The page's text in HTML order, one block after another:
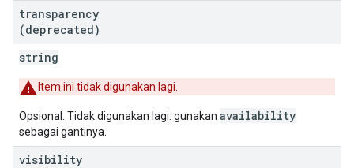
transparency
(deprecated)
string
Item ini tidak digunakan lagi.
Opsional. Tidak digunakan lagi: gunakan availability
sebagai gantinya.
visibility